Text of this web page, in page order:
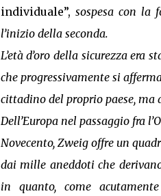
individuale”, sospesa con la
l’inizio della seconda.
L’età d’oro della sicurezza era
che progressivamente si
cittadino del proprio paese, ma
Dell’Europa nel passaggio fra
Novecento, Zweig offre un
dai mille aneddoti che
in quanto, come acutamente